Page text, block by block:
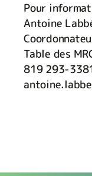
Pour
Antoine
Table des
819 293-